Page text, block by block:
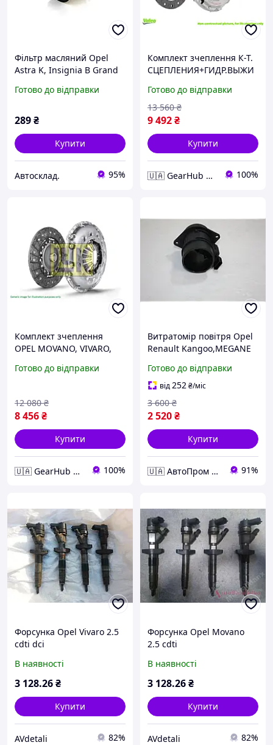
Фільтр масляний Opel
Astra K, Insignia B Grand
SHAFER (FOE1350)
Готово до відправки
289₴
Купити
Автосклад. 95%
Комплект зчеплення К-Т.
СЦЕПЛЕНИЯ+ГИДР.ВЫЖИ
OPEL MOVANO COMBI (J9)
2.5 CDTI 08.2006 -> 834097
Готово до відправки
9 492₴
13 560 ₴
Купити
🇺🇦 GearHub 🇺🇦 100%
Комплект зчеплення
OPEL MOVANO, VIVARO,
06- 624 3476 09
Готово до відправки
8 456₴
12 080 ₴
Купити
🇺🇦 GearHub 🇺🇦 100%
Витратомір повітря Opel
Renault Kangoo,MEGANE
2.5 CDTI, VIVARO 2.0
16V,2.0 CDTI
Готово до відправки
від252₴/міс
2 520₴
3 600 ₴
Купити
🇺🇦 АвтоПром 🇺🇦 91%
Форсунка Opel Vivaro 2.5
cdti dci
В наявності
3 128.26₴
Купити
AVdetali 82%
Форсунка Opel Movano
2.5 cdti
В наявності
3 128.26₴
Купити
AVdetali 82%